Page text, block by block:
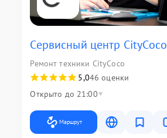
Сервисный центр CityCoco
Ремонт техники CityCoco
5,046 оценки
Открыто до 21:00
Маршрут